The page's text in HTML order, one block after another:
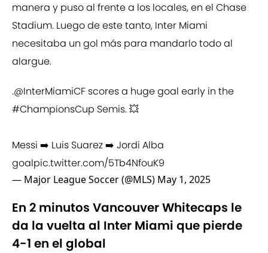
manera y puso al frente a los locales, en el Chase
Stadium. Luego de este tanto, Inter Miami
necesitaba un gol más para mandarlo todo al
alargue.
.@InterMiamiCF scores a huge goal early in the
#ChampionsCup Semis. 💥
Messi ➡️ Luis Suarez ➡️ Jordi Alba
goalpic.twitter.com/5Tb4NfouK9
— Major League Soccer (@MLS) May 1, 2025
En 2 minutos Vancouver Whitecaps le
da la vuelta al Inter Miami que pierde
4-1 en el global